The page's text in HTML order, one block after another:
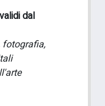
dal
fotografia,